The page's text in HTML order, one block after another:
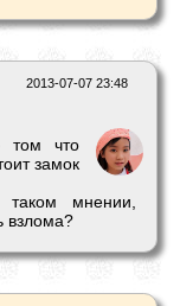
2013-07-07 23:48
том что
замок
мнении,
взлома?